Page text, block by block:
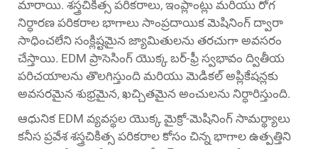
మారాయి. శస్త్రచికిత్స పరికరాలు, ఇంప్లాంట్లు మరియు రోగ
నిర్ధారణ పరికరాల భాగాలు సాంప్రదాయిక మెషినింగ్ ద్వారా
సాధించలేని సంక్లిష్టమైన జ్యామితులను తరచుగా అవసరం
చేస్తాయి. EDM ప్రాసెసింగ్ యొక్క బర్-ఫ్రీ స్వభావం ద్వితీయ
పరిచయాలను తొలగిస్తుంది మరియు మెడికల్ అప్లికేషన్లకు
అవసరమైన శుభ్రమైన, ఖచ్చితమైన అంచులను నిర్ధారిస్తుంది.
ఆధునిక EDM వ్యవస్థల యొక్క మైక్రో-మెషినింగ్ సామర్థ్యాలు
కనీస ప్రవేశ శస్త్రచికిత్స పరికరాల కోసం చిన్న భాగాల ఉత్పత్తిని